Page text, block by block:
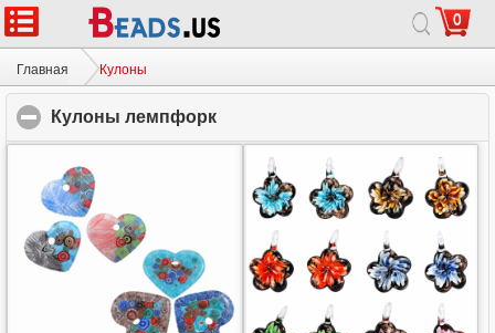
0
Главная Кулоны
Кулоны лемпфорк
Главная |О| Связаться с нами
© 2026 Млечный путь ювелирные изделия ООО Все права защищены.